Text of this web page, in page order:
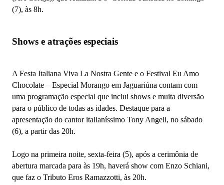
(7), às 8h.
Shows e atrações especiais
A Festa Italiana Viva La Nostra Gente e o Festival Eu Amo
Chocolate – Especial Morango em Jaguariúna contam com
uma programação especial que inclui shows e muita diversão
para o público de todas as idades. Destaque para a
apresentação do cantor italianíssimo Tony Angeli, no sábado
(6), a partir das 20h.
Logo na primeira noite, sexta-feira (5), após a cerimônia de
abertura marcada para às 19h, haverá show com Enzo Schiani,
que faz o Tributo Eros Ramazzotti, às 20h.